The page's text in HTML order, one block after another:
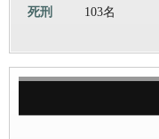
死刑 103名